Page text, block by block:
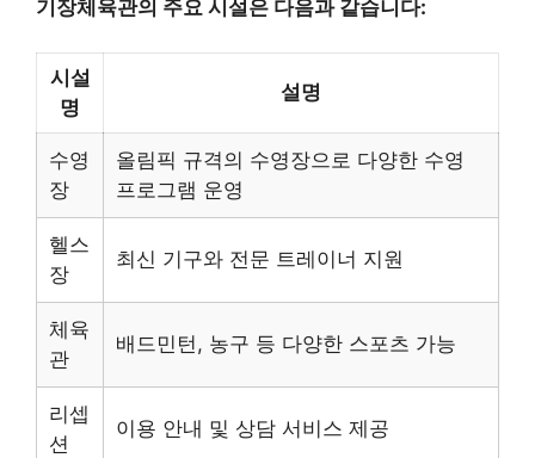
기장체육관의 주요 시설은 다음과 같습니다:
시설
명
설명
수영
장
올림픽 규격의 수영장으로 다양한 수영
프로그램 운영
헬스
장
최신 기구와 전문 트레이너 지원
체육
관
배드민턴, 농구 등 다양한 스포츠 가능
리셉
션
이용 안내 및 상담 서비스 제공